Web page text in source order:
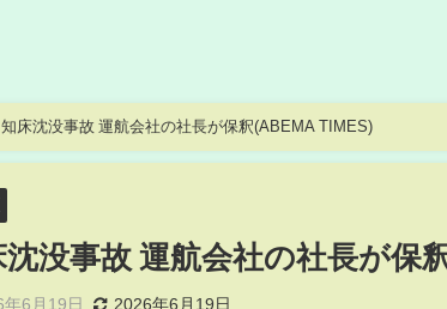
知床沈没事故 運航会社の社長が保釈(ABEMA TIMES)
沈没事故 運航会社の社長が保
年6月19日 2026年6月19日